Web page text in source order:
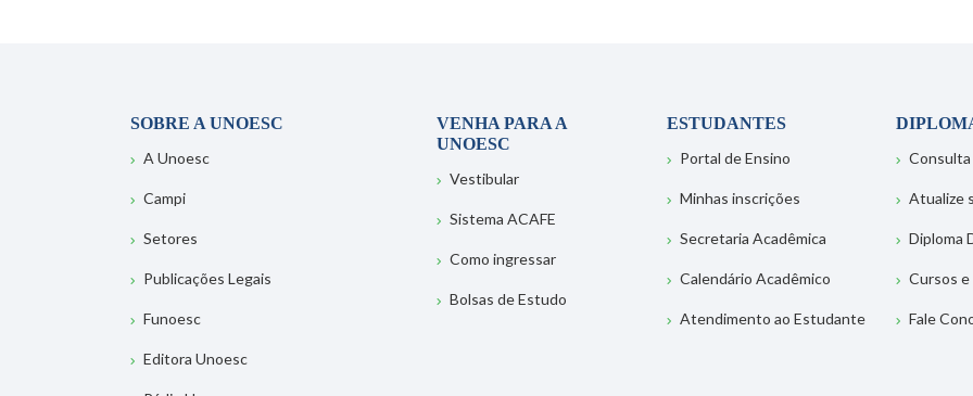
SOBRE A UNOESC
A Unoesc
Campi
Setores
Publicações Legais
Funoesc
Editora Unoesc
VENHA PARA A
UNOESC
Vestibular
Sistema ACAFE
Como ingressar
Bolsas de Estudo
ESTUDANTES
Portal de Ensino
Minhas inscrições
Secretaria Acadêmica
Calendário Acadêmico
Atendimento ao Estudante
Consulta
Atualize
Diploma
Cursos
Fale